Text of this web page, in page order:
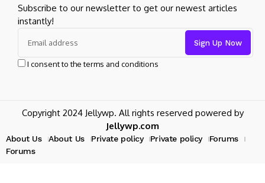
Subscribe to our newsletter to get our newest articles
instantly!
I consent to the terms and conditions
Copyright 2024 Jellywp. All rights reserved powered by
Jellywp.com
About Us About Us Private policy Private policy
Forums
Forums